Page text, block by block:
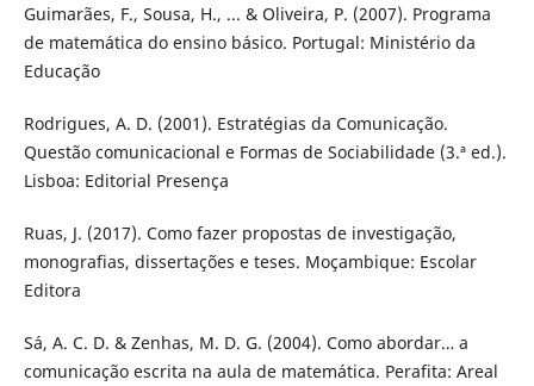
Guimarães, F., Sousa, H., ... & Oliveira, P. (2007). Programa
de matemática do ensino básico. Portugal: Ministério da
Educação
Rodrigues, A. D. (2001). Estratégias da Comunicação.
Questão comunicacional e Formas de Sociabilidade (3.ª ed.).
Lisboa: Editorial Presença
Ruas, J. (2017). Como fazer propostas de investigação,
monografias, dissertações e teses. Moçambique: Escolar
Editora
Sá, A. C. D. & Zenhas, M. D. G. (2004). Como abordar… a
comunicação escrita na aula de matemática. Perafita: Areal